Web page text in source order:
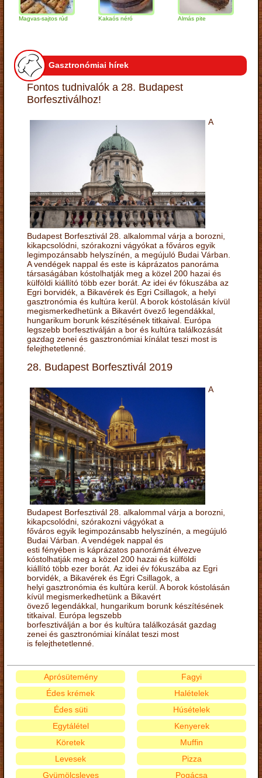
Magvas-sajtos rúd Kakaós néró Almás pite
Gasztronómiai hírek
Fontos tudnivalók a 28. Budapest
Borfesztiválhoz!
A
Budapest Borfesztivál 28. alkalommal várja a borozni,
kikapcsolódni, szórakozni vágyókat a főváros egyik
legimpozánsabb helyszínén, a megújuló Budai Várban.
A vendégek nappal és este is káprázatos panoráma
társaságában kóstolhatják meg a közel 200 hazai és
külföldi kiállító több ezer borát. Az idei év fókuszába az
Egri borvidék, a Bikavérek és Egri Csillagok, a helyi
gasztronómia és kultúra kerül. A borok kóstolásán kívül
megismerkedhetünk a Bikavért övező legendákkal,
hungarikum borunk készítésének titkaival. Európa
legszebb borfesztiválján a bor és kultúra találkozását
gazdag zenei és gasztronómiai kínálat teszi most is
felejthetetlenné.
28. Budapest Borfesztivál 2019
A
Budapest Borfesztivál 28. alkalommal várja a borozni,
kikapcsolódni, szórakozni vágyókat a
főváros egyik legimpozánsabb helyszínén, a megújuló
Budai Várban. A vendégek nappal és
esti fényében is káprázatos panorámát élvezve
kóstolhatják meg a közel 200 hazai és külföldi
kiállító több ezer borát. Az idei év fókuszába az Egri
borvidék, a Bikavérek és Egri Csillagok, a
helyi gasztronómia és kultúra kerül. A borok kóstolásán
kívül megismerkedhetünk a Bikavért
övező legendákkal, hungarikum borunk készítésének
titkaival. Európa legszebb
borfesztiválján a bor és kultúra találkozását gazdag
zenei és gasztronómiai kínálat teszi most
is felejthetetlenné.
Aprósütemény
Édes krémek
Édes süti
Egytálétel
Fagyi
Halételek
Húsételek
Kenyerek
Köretek
Levesek
Gyümölcsleves
Muffin
Pizza
Pogácsa